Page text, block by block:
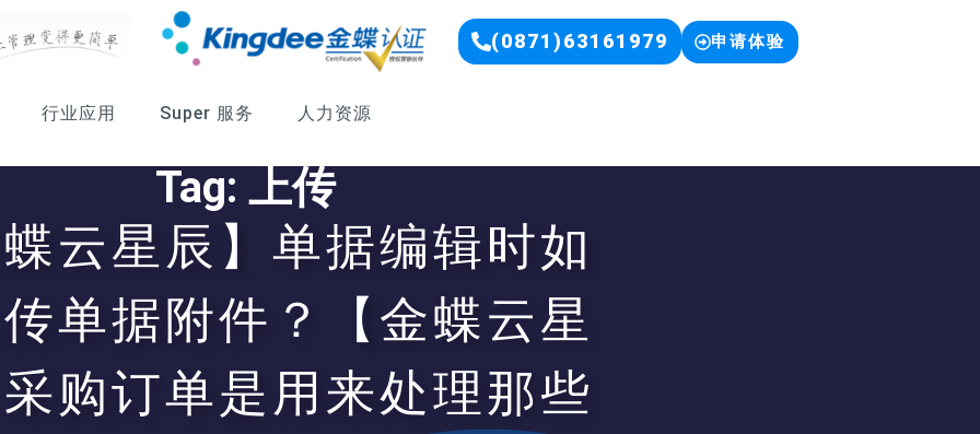
(0871)63161979 申请体验
行业应用 Super 服务 人力资源
Tag: 上传
云星辰】单据编辑时如
单据附件？【金蝶云星
购订单是用来处理那些